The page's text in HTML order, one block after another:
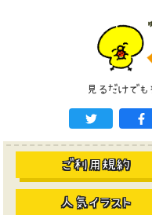
見るだけで
ご利用規約
人気イラスト